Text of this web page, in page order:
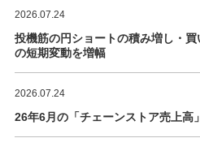
2026.07.24
投機筋の円ショートの積み増し・
の短期変動を増幅
2026.07.24
26年6月の「チェーンストア売上高